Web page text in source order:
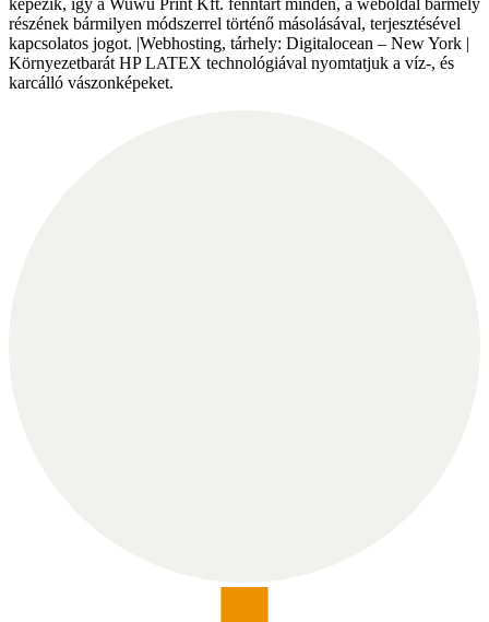
részének bármilyen módszerrel történő másolásával, terjesztésével
kapcsolatos jogot. |Webhosting, tárhely: Digitalocean – New York |
Környezetbarát HP LATEX technológiával nyomtatjuk a víz-, és
karcálló vászonképeket.